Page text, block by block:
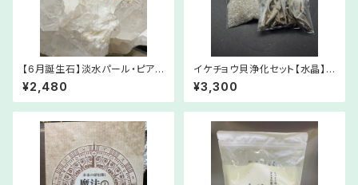
【6月誕生石】淡水パール・ピアス
【優しいピンク色の輝き】
¥2,480
イケチョウ貝浄化セット【水晶】
～Pearl shell cleansing set
～
¥3,300